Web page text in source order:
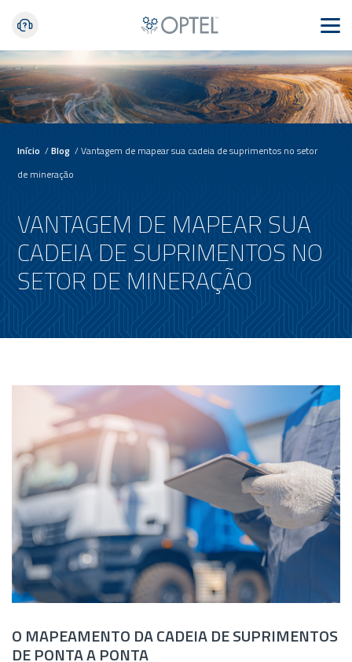
Início /Blog /Vantagem de mapear sua cadeia de suprimentos no setor
de mineração
VANTAGEM DE MAPEAR SUA
CADEIA DE SUPRIMENTOS NO
SETOR DE MINERAÇÃO
O MAPEAMENTO DA CADEIA DE SUPRIMENTOS
DE PONTA A PONTA